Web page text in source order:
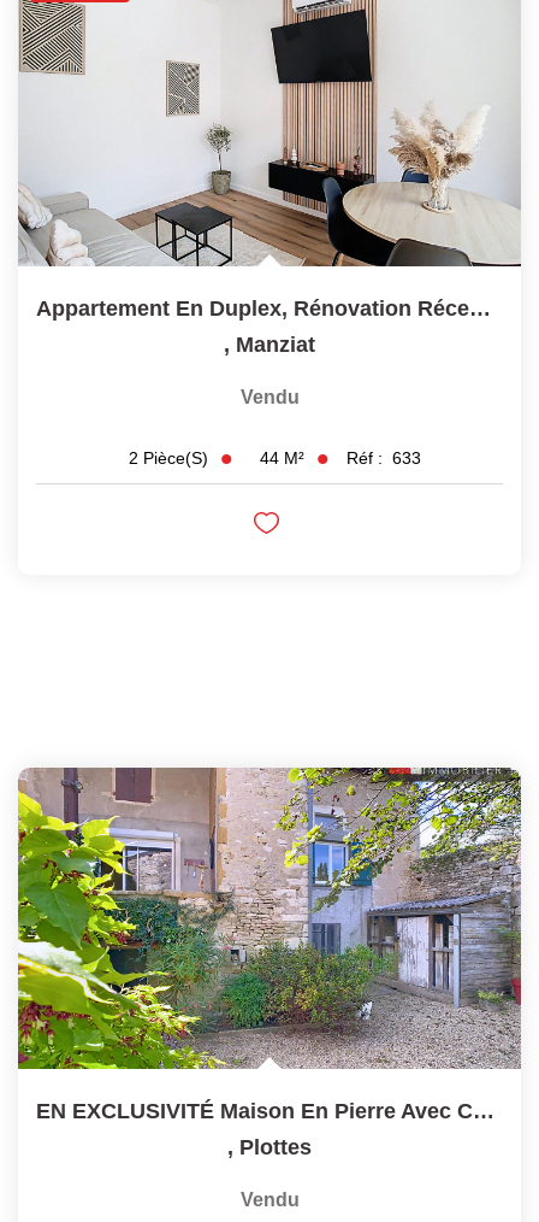
Appartement En Duplex, Rénovation Récente, Petite...
, Manziat
Vendu
2 Pièce(s) 44 M² Réf : 633
EN EXCLUSIVITÉ Maison En Pierre Avec Cachet Et Potentiel À...
, Plottes
Vendu